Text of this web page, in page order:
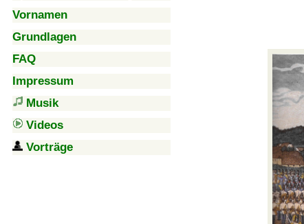
Vornamen
Grundlagen
FAQ
Impressum
Musik
Videos
Vorträge